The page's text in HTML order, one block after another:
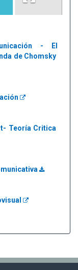
- El
de Chomsky
Teoría Critica